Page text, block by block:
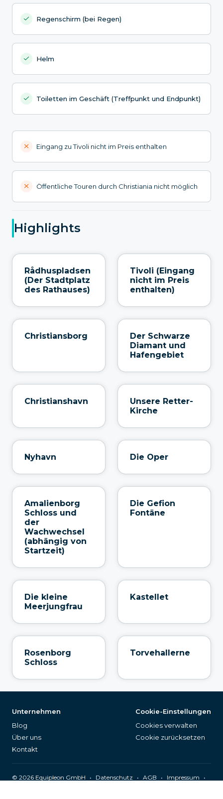
Regenschirm (bei Regen)
Helm
Toiletten im Geschäft (Treffpunkt und Endpunkt)
Eingang zu Tivoli nicht im Preis enthalten
Öffentliche Touren durch Christiania nicht möglich
Highlights
Rådhuspladsen
(Der Stadtplatz
des Rathauses)
Tivoli (Eingang
nicht im Preis
enthalten)
Christiansborg
Der Schwarze
Diamant und
Hafengebiet
Christianshavn
Unsere Retter-
Kirche
Nyhavn Die Oper
Amalienborg
Schloss und
der
Wachwechsel
(abhängig von
Startzeit)
Die Gefion
Fontäne
Die kleine
Meerjungfrau
Kastellet
Rosenborg
Schloss
Torvehallerne
Unternehmen
Blog
Über uns
Kontakt
Cookie-Einstellungen
Cookies verwalten
Cookie zurücksetzen
© 2026 Equipleon GmbH • Datenschutz • AGB • Impressum
•